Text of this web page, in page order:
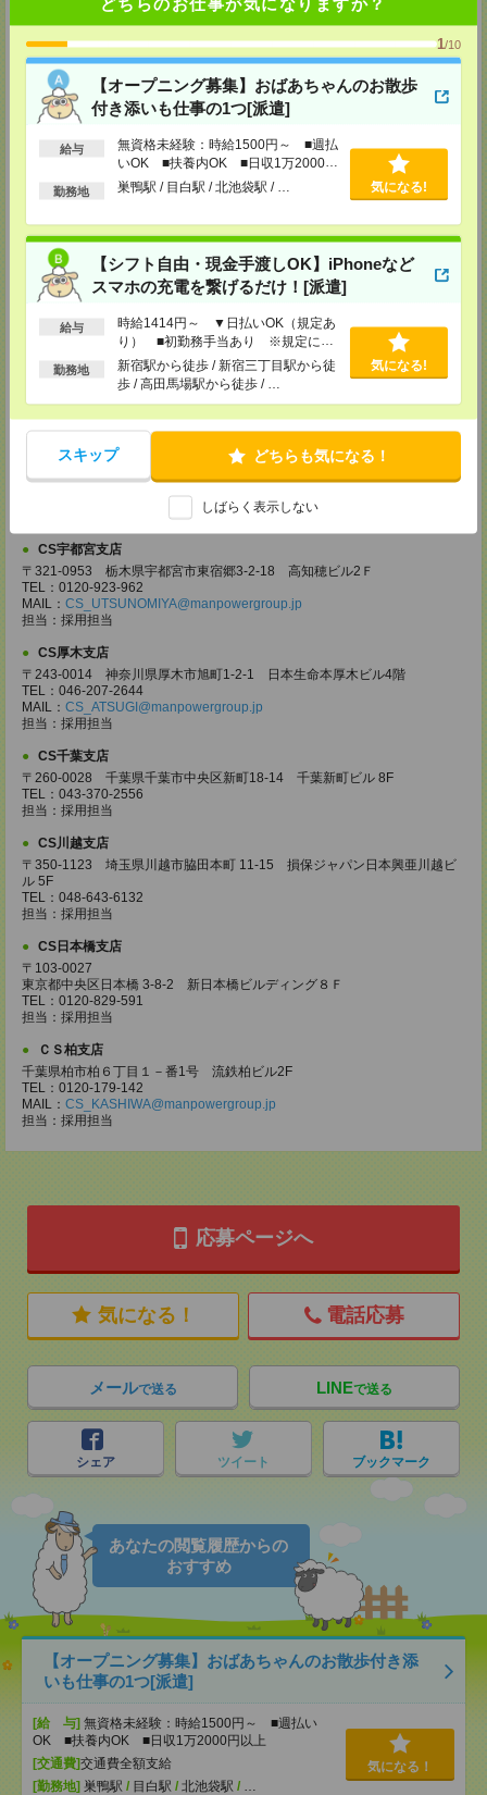
1/10
【オープニング募集】おばあちゃんのお散歩
付き添いも仕事の1つ[派遣]
給与
無資格未経験：時給1500円～ ■週払
いOK ■扶養内OK ■日収1万2000円
以上
勤務地 巣鴨駅 / 目白駅 / 北池袋駅 / … 気になる!
【シフト自由・現金手渡しOK】iPhoneなど
スマホの充電を繋げるだけ！[派遣]
給与
時給1414円～ ▼日払いOK（規定あ
り） ■初勤務手当あり ※規定によ
る
勤務地
新宿駅から徒歩 / 新宿三丁目駅から徒
歩 / 高田馬場駅から徒歩 / …
気になる!
スキップ どちらも気になる！
しばらく表示しない
東京都新宿区西新宿 1-6-1 新宿エルタワー 17F
TEL：0120-659-458
MAIL：CS_SHINJUKU@manpowergroup.jp
担当：採用担当
CS立川支店
〒190-0012
東京都立川市曙町2-34-7 ファーレイーストビル 8F
TEL：0120-659-460
MAIL：CS_TACHIKAWA@manpowergroup.jp
〒220-8136
神奈川県横浜市西区みなとみらい 2-2-1 横浜ランドマークタワー36F
TEL：0120-659-459
MAIL：CS_YOKOHAMA@manpowergroup.jp
担当：採用担当
CS大宮支店
〒330-0854 埼玉県さいたま市大宮区桜木町 1-10-16 シーノ大宮ノース
ウイング 9階
TEL：0120-769-355
CS高崎支店
〒370-0831 群馬県高崎市あら町167 高崎第一生命ビルディング11Ｆ
TEL：027-320-6558
CS_TAKASAKI@manpowergroup.jp
CS宇都宮支店
〒321-0953 栃木県宇都宮市東宿郷3-2-18 高知穂ビル2Ｆ
TEL：0120-923-962
MAIL： CS_UTSUNOMIYA@manpowergroup.jp
担当：採用担当
CS厚木支店
〒243-0014 神奈川県厚木市旭町1-2-1 日本生命本厚木ビル4階
TEL：046-207-2644
MAIL： CS_ATSUGI@manpowergroup.jp
担当：採用担当
CS千葉支店
〒260-0028 千葉県千葉市中央区新町18-14 千葉新町ビル 8F
TEL：043-370-2556
担当：採用担当
CS川越支店
〒350-1123 埼玉県川越市脇田本町 11-15 損保ジャパン日本興亜川越ビ
ル 5F
TEL：048-643-6132
担当：採用担当
CS日本橋支店
〒103-0027
東京都中央区日本橋 3-8-2 新日本橋ビルディング８Ｆ
TEL：0120-829-591
担当：採用担当
ＣＳ柏支店
千葉県柏市柏６丁目１－番1号 流鉄柏ビル2F
TEL：0120-179-142
MAIL： CS_KASHIWA@manpowergroup.jp
担当：採用担当
応募ページへ
気になる！ 電話応募
メールで送る LINEで送る
シェア ツイート ブックマーク
あなたの閲覧履歴からの
おすすめ
【オープニング募集】おばあちゃんのお散歩付き添
いも仕事の1つ[派遣]
[給 与] 無資格未経験：時給1500円～ ■週払い
OK ■扶養内OK ■日収1万2000円以上
[交通費]交通費全額支給
[勤務地] 巣鴨駅 / 目白駅 / 北池袋駅 / …
気になる！